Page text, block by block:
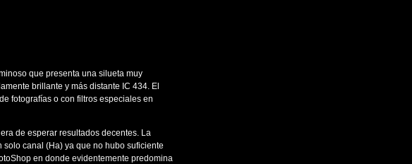
que presenta una silueta muy
brillante y más distante IC 434. El
fotografías o con filtros especiales en
de esperar resultados decentes. La
canal (Ha) ya que no hubo suficiente
en donde evidentemente predomina